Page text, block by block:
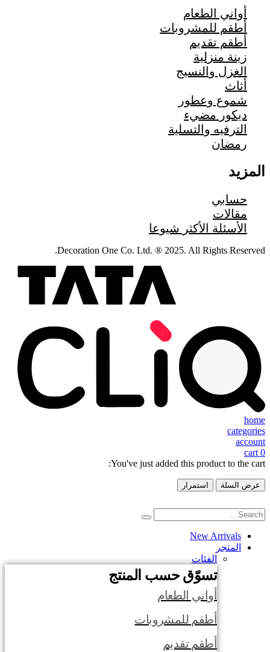
أواني الطعام
أطقم للمشروبات
أطقم تقديم
زينة منزلية
الغزل والنسيج
أثاث
شموع وعطور
ديكور مضيء
الترفيه والتسلية
رمضان
المزيد
حسابي
مقالات
الأسئلة الأكثر شيوعا
Decoration One Co. Ltd. ® 2025. All Rights Reserved.
home
categories
account
0
cart
You've just added this product to the cart:
عرض السلة استمرار
New Arrivals
المتجر
الفئات
تسوّق حسب المنتج
أواني الطعام
أطقم للمشروبات
أطقم تقديم